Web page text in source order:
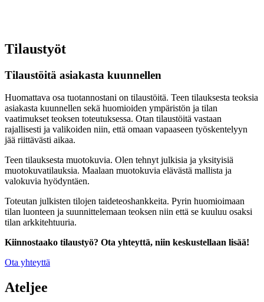
Tilaustyöt
Tilaustöitä asiakasta kuunnellen
Huomattava osa tuotannostani on tilaustöitä. Teen tilauksesta teoksia
asiakasta kuunnellen sekä huomioiden ympäristön ja tilan
vaatimukset teoksen toteutuksessa. Otan tilaustöitä vastaan
rajallisesti ja valikoiden niin, että omaan vapaaseen työskentelyyn
jää riittävästi aikaa.
Teen tilauksesta muotokuvia. Olen tehnyt julkisia ja yksityisiä
muotokuvatilauksia. Maalaan muotokuvia elävästä mallista ja
valokuvia hyödyntäen.
Toteutan julkisten tilojen taideteoshankkeita. Pyrin huomioimaan
tilan luonteen ja suunnittelemaan teoksen niin että se kuuluu osaksi
tilan arkkitehtuuria.
Kiinnostaako tilaustyö? Ota yhteyttä, niin keskustellaan lisää!
Ota yhteyttä
Ateljee